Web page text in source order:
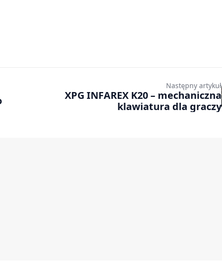
Następny artykuł
XPG INFAREX K20 – mechaniczna
klawiatura dla graczy